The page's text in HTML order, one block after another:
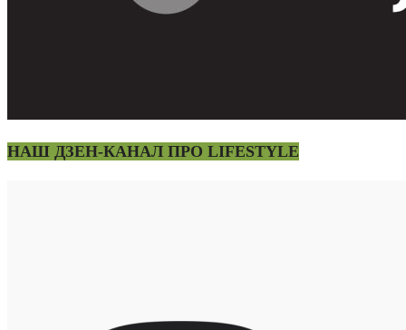
НАШ ДЗЕН-КАНАЛ ПРО LIFESTYLE